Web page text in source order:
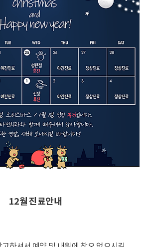
12월 진료안내